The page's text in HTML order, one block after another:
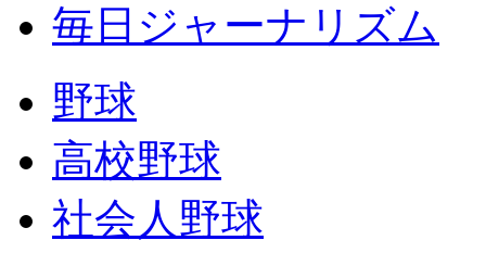
毎日ジャーナリズム
野球
高校野球
社会人野球